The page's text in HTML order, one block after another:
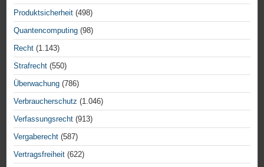
Produktsicherheit (498)
Quantencomputing (98)
Recht (1.143)
Strafrecht (550)
Überwachung (786)
Verbraucherschutz (1.046)
Verfassungsrecht (913)
Vergaberecht (587)
Vertragsfreiheit (622)